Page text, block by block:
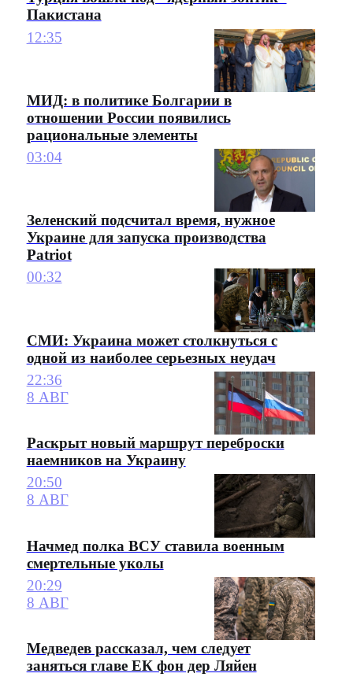
Пакистана
12:35
МИД: в политике Болгарии в
отношении России появились
рациональные элементы
03:04
Зеленский подсчитал время, нужное
Украине для запуска производства
Patriot
00:32
СМИ: Украина может столкнуться с
одной из наиболее серьезных неудач
22:36
8 АВГ
Раскрыт новый маршрут переброски
наемников на Украину
20:50
8 АВГ
Начмед полка ВСУ ставила военным
смертельные уколы
20:29
8 АВГ
Медведев рассказал, чем следует
заняться главе ЕК фон дер Ляйен